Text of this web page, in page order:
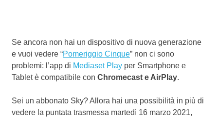
Se ancora non hai un dispositivo di nuova generazione
e vuoi vedere “Pomeriggio Cinque” non ci sono
problemi: l’app di Mediaset Play per Smartphone e
Tablet è compatibile con Chromecast e AirPlay.
Sei un abbonato Sky? Allora hai una possibilità in più di
vedere la puntata trasmessa martedì 16 marzo 2021,